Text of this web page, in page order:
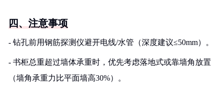
四、注意事项
- 钻孔前用钢筋探测仪避开电线/水管（深度建议≤50mm）。
- 书柜总重超过墙体承重时，优先考虑落地式或靠墙角放置
（墙角承重力比平面墙高30%）。